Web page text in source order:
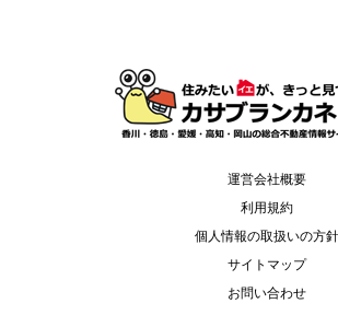
運営会社概要
利用規約
個人情報の取扱いの方針
サイトマップ
お問い合わせ